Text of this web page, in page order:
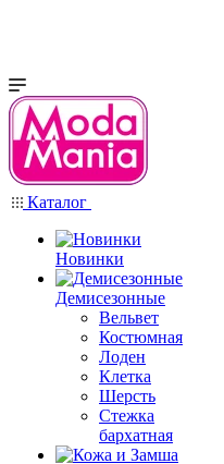
Каталог
Новинки
Демисезонные
Вельвет
Костюмная
Лоден
Клетка
Шерсть
Стежка
бархатная